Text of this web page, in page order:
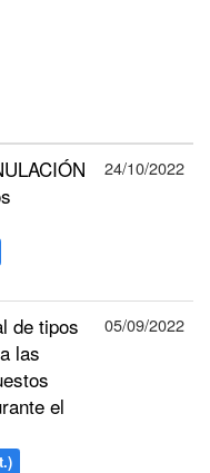
24/10/2022
de tipos
las
el
05/09/2022